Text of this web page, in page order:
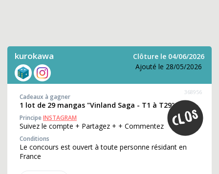
kurokawa
Clôture le 04/06/2026
Ajouté le 28/05/2026
368956
Cadeaux à gagner
1 lot de 29 mangas "Vinland Saga - T1 à T29"
PrincipeINSTAGRAM
Suivez le compte + Partagez + + Commentez
Conditions
Le concours est ouvert à toute personne résidant en
France